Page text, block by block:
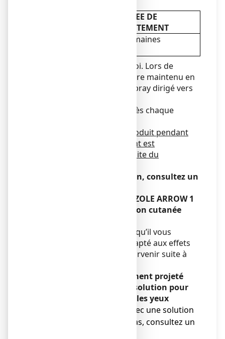
DUREE DE
TRAITEMENT
2 semaines
Agiter le flacon avant emploi. Lors de
l’utilisation, le flacon doit être maintenu en
position verticale, avec le spray dirigé vers
Bien refermer le flacon après chaque
L’utilisation régulière de produit pendant
toute la durée du traitement est
déterminante pour la réussite du
En cas de non amélioration, consultez un
Si vous avez avalé ECONAZOLE ARROW 1
%, solution pour application cutanée
Consultez un médecin afin qu’il vous
prescrive un traitement adapté aux effets
indésirables qui peuvent survenir suite à
Si vous avez accidentellement projeté
ECONAZOLE ARROW 1 %, solution pour
application cutanée dans les yeux
Lavez à l’eau claire ou avec une solution
saline. Si cela ne suffit pas, consultez un